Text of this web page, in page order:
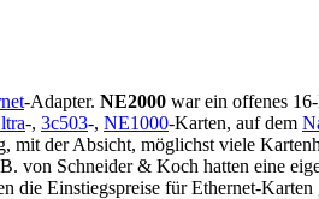
-Adapter. NE2000 war ein offenes
-, 3c503-, NE1000-Karten, auf dem
mit der Absicht, möglichst viele
von Schneider & Koch hatten eine
Einstiegspreise für Ethernet-